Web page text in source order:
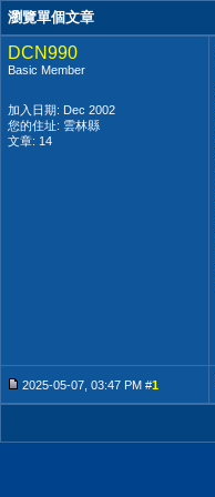
瀏覽單個文章
DCN990
Basic Member
加入日期: Dec 2002
您的住址: 雲林縣
文章: 14
2025-05-07, 03:47 PM #1